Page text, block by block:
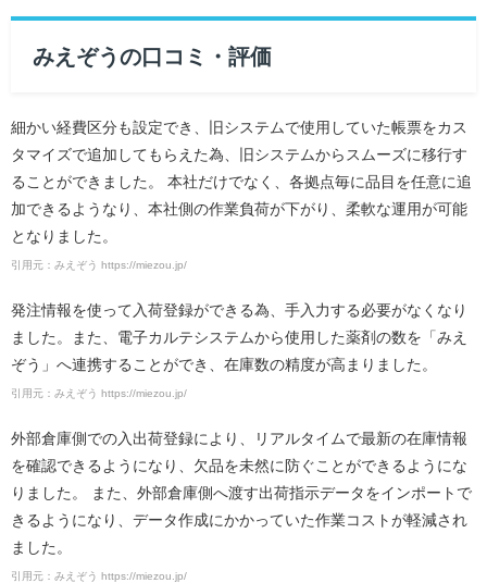
みえぞうの口コミ・評価
細かい経費区分も設定でき、旧システムで使用していた帳票をカス
タマイズで追加してもらえた為、旧システムからスムーズに移行す
ることができました。 本社だけでなく、各拠点毎に品目を任意に追
加できるようなり、本社側の作業負荷が下がり、柔軟な運用が可能
となりました。
引用元：みえぞう https://miezou.jp/
発注情報を使って入荷登録ができる為、手入力する必要がなくなり
ました。また、電子カルテシステムから使用した薬剤の数を「みえ
ぞう」へ連携することができ、在庫数の精度が高まりました。
引用元：みえぞう https://miezou.jp/
外部倉庫側での入出荷登録により、リアルタイムで最新の在庫情報
を確認できるようになり、欠品を未然に防ぐことができるようにな
りました。 また、外部倉庫側へ渡す出荷指示データをインポートで
きるようになり、データ作成にかかっていた作業コストが軽減され
ました。
引用元：みえぞう https://miezou.jp/